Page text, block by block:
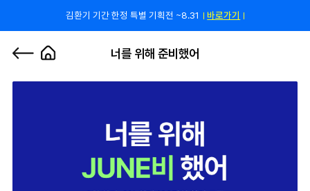
김환기 기간 한정 특별 기획전 ~8.31 바로가기
쿠폰 줄게, 친구 하자! 카카오톡 친구 추가하고 할인 쿠폰 받자!
너를 위해 준비했어